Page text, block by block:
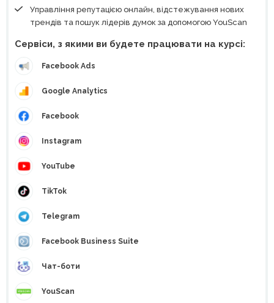
Управління репутацією онлайн, відстежування нових
трендів та пошук лідерів думок за допомогою YouScan
Сервіси, з якими ви будете працювати на курсі:
Facebook Ads
Google Analytics
Facebook
Instagram
YouTube
TikTok
Telegram
Facebook Business Suite
Чат-боти
YouScan